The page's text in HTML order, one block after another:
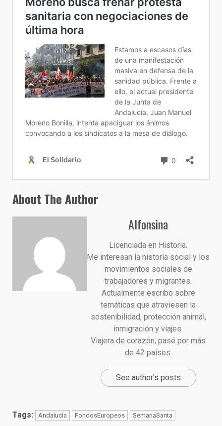
About The Author
Alfonsina
Licenciada en Historia.
Me interesan la historia social y los
movimientos sociales de
trabajadores y migrantes.
Actualmente escribo sobre
temáticas que atraviesen la
sostenibilidad, protección animal,
inmigración y viajes.
Viajera de corazón, pasé por más
de 42 países.
See author's posts
Tags: Andalucía FondosEuropeos SemanaSanta